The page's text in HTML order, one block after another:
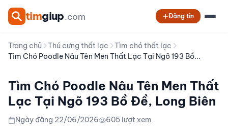
timgiup.com Đăng tin
Trang chủ Thú cưng thất lạc
Tìm chó thất lạc
Tìm Chó Poodle Nâu Tên Men Thất Lạc Tại Ngõ 193 Bồ...
Tìm Chó Poodle Nâu Tên Men Thất
Lạc Tại Ngõ 193 Bồ Đề, Long Biên
Ngày đăng 22/06/2026 605 lượt xem